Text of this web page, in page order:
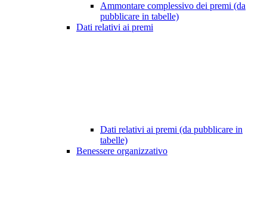
Ammontare complessivo dei premi (da
pubblicare in tabelle)
Dati relativi ai premi
Dati relativi ai premi (da pubblicare in
tabelle)
Benessere organizzativo